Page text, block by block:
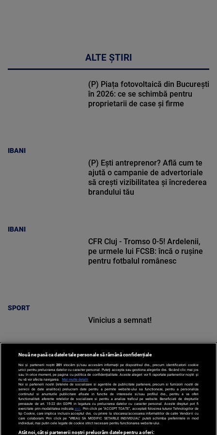
ALTE ȘTIRI
IBANI
(P) Piața fotovoltaică din București
în 2026: ce se schimbă pentru
proprietarii de case și firme
IBANI
(P) Ești antreprenor? Află cum te
ajută o campanie de advertoriale
să crești vizibilitatea și încrederea
brandului tău
SPORT
CFR Cluj - Tromso 0-5! Ardelenii,
pe urmele lui FCSB: încă o rușine
pentru fotbalul românesc
SPORT
Vinicius a semnat!
Nouă ne pasă ca datele tale personale să rămână confidențiale
Noi și partenerii noștri 201 stocăm și/sau accesăm informații pe dispozitivul dvs., precum identificatorii cookie
unici pentru prelucrarea datelor cu caracter personal. Puteți accepta sau gestiona alegerile dvs. făcând clic mai jos
sau în orice moment, pe pagina cu politica de confidențialitate. Aceste alegeri vor fi raportate partenerilor noștri și
nu vă vor afecta navigarea.
Mai multe detalii
Noi si partenerii nostri (retelele de socializare si agentiile de publicitate partenere, precum si furnizorii nostri de
servicii de date analitice) prelucram date pentru a permite website-ului sa functioneze, pentru a personaliza
continutul si anunturile publicitare afisate in functie de interesele si/sau profilul dvs., pentru a va oferi
functionalitati aferente retelelor de socializare si pentru a analiza traficul pe website. Beneficiati de drepturile
prevazute de art. 15-22 din GDPR in legatura cu prelucrarea datelor cu caracter personal. Aceste drepturi pot fi
exercitate prin modalitatea indicataaici . Prin click pe “ACCEPT TOATE”, acceptati folosirea tuturor Tehnologiilor de
tip Cookie, care implica inclusiv acceptul dvs. cu privire la stocarea/accesarea informatiilor de catre Vendor-ii cu
care colaboram. Prin click pe “VREAU SA MODIFIC SETARILE INDIVIDUAL” puteti schimba preferintele in mod
individual, mai putin cele legate de cookie strict necesare pentru functionarea website-ului.
Atât noi, cât și partenerii noștri prelucrăm datele pentru a oferi: